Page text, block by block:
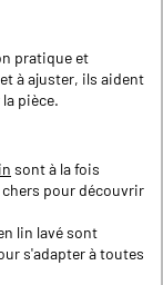
pratique et
à ajuster, ils aident
pièce.
sont à la fois
pour découvrir
lin lavé sont
s'adapter à toutes